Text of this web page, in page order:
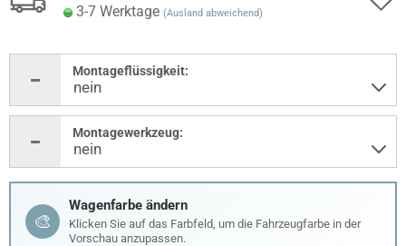
3-7 Werktage (Ausland abweichend)
Montageflüssigkeit:
Montagewerkzeug:
🎨
Wagenfarbe ändern
Klicken Sie auf das Farbfeld, um die Fahrzeugfarbe in der
Vorschau anzupassen.